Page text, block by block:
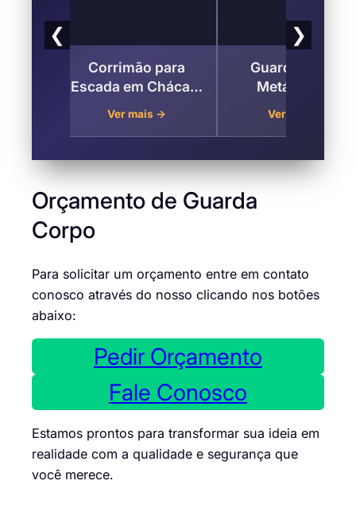
❮
Corrimão para
Escada em Chácara
Ceres, Suzano
Ver mais →
Guarda Corpo
Metálico em
Chácara Ceres –
Ver mais →
❯
Orçamento de Guarda
Corpo
Para solicitar um orçamento entre em contato
conosco através do nosso clicando nos botões
abaixo:
Pedir Orçamento
Fale Conosco
Estamos prontos para transformar sua ideia em
realidade com a qualidade e segurança que
você merece.